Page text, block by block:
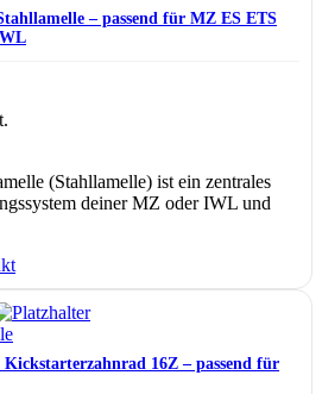
– passend für MZ ES ETS
(Stahllamelle) ist ein zentrales
deiner MZ oder IWL und
16Z – passend für